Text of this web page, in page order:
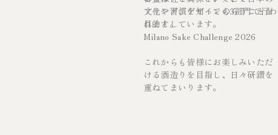
文化や習慣を知ってもらうことを
目的としています。
アリング、デザインの3部門で行わ
れます。
Milano Sake Challenge 2026
これからも皆様にお楽しみいただ
ける酒造りを目指し、日々研鑽を
重ねてまいります。